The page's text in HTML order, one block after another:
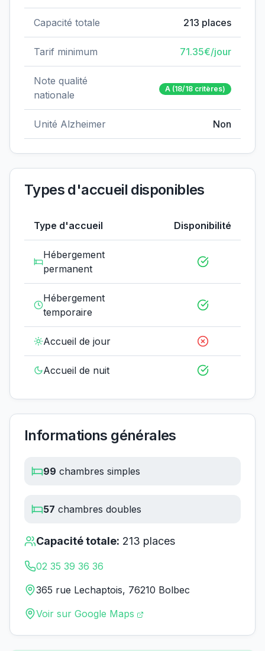
Capacité totale 213 places
Tarif minimum 71.35€/jour
Note qualité
nationale
A (18/18 critères)
Unité Alzheimer Non
Types d'accueil disponibles
Type d'accueil Disponibilité
Hébergement
permanent
Hébergement
temporaire
Accueil de jour
Accueil de nuit
Informations générales
99 chambres simples
57 chambres doubles
Capacité totale: 213 places
02 35 39 36 36
365 rue Lechaptois, 76210 Bolbec
Voir sur Google Maps